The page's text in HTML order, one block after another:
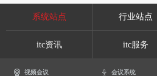
系统站点 行业站点
itc资讯 itc服务
视频会议 会议系统